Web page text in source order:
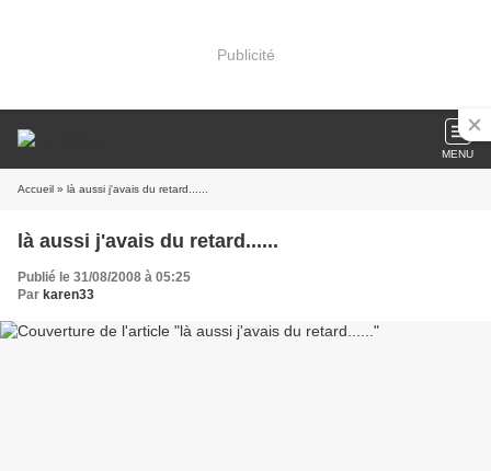
Publicité
MENU
Accueil » là aussi j'avais du retard......
là aussi j'avais du retard......
Publié le 31/08/2008 à 05:25
Par karen33